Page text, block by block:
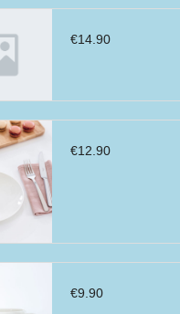
€14.90
€12.90
€9.90